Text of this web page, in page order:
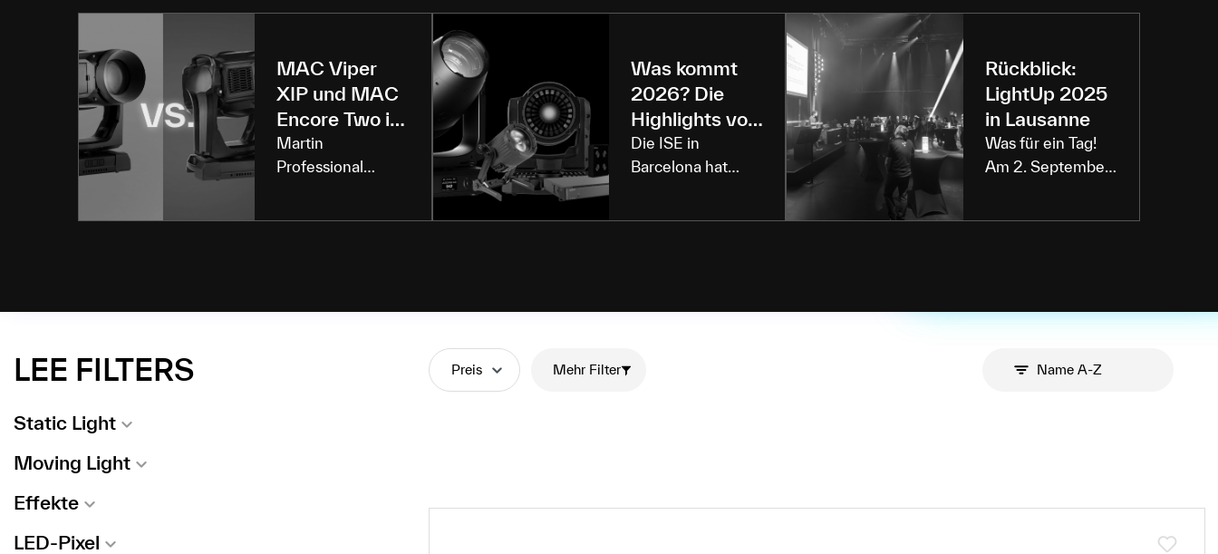
MAC Viper
XIP und MAC
Encore Two im
Vergleich
Martin
Professional
Was kommt
2026? Die
Highlights von
Astera, Martin
& Co
Die ISE in
Barcelona hat
Rückblick:
LightUp 2025
in Lausanne
Was für ein Tag!
Am 2. September
Westschweiz
LEE FILTERS
Static Light
Moving Light
Effekte
LED-Pixel
Preis Mehr Filter Name A-Z